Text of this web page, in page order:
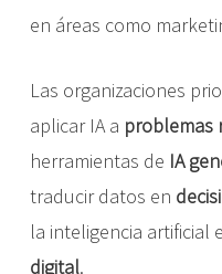
en áreas como
Las organizaciones
aplicar IA a problemas
herramientas de IA
traducir datos en
la inteligencia artificial
digital.